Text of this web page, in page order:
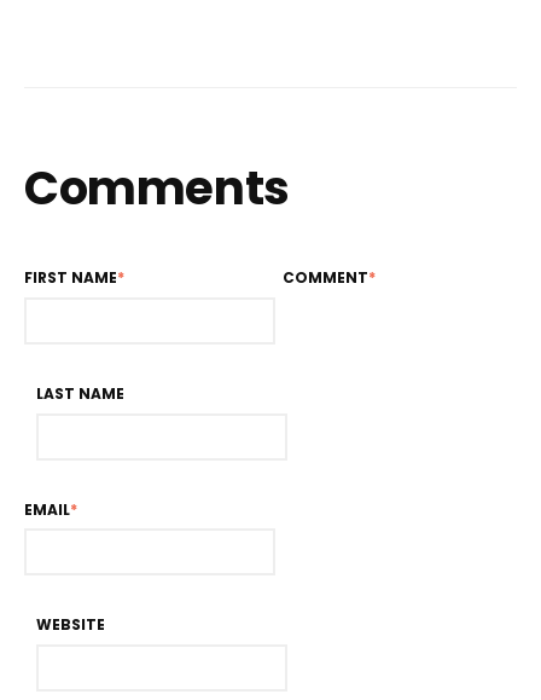
Comments
FIRST NAME*
LAST NAME
EMAIL*
WEBSITE
COMMENT*